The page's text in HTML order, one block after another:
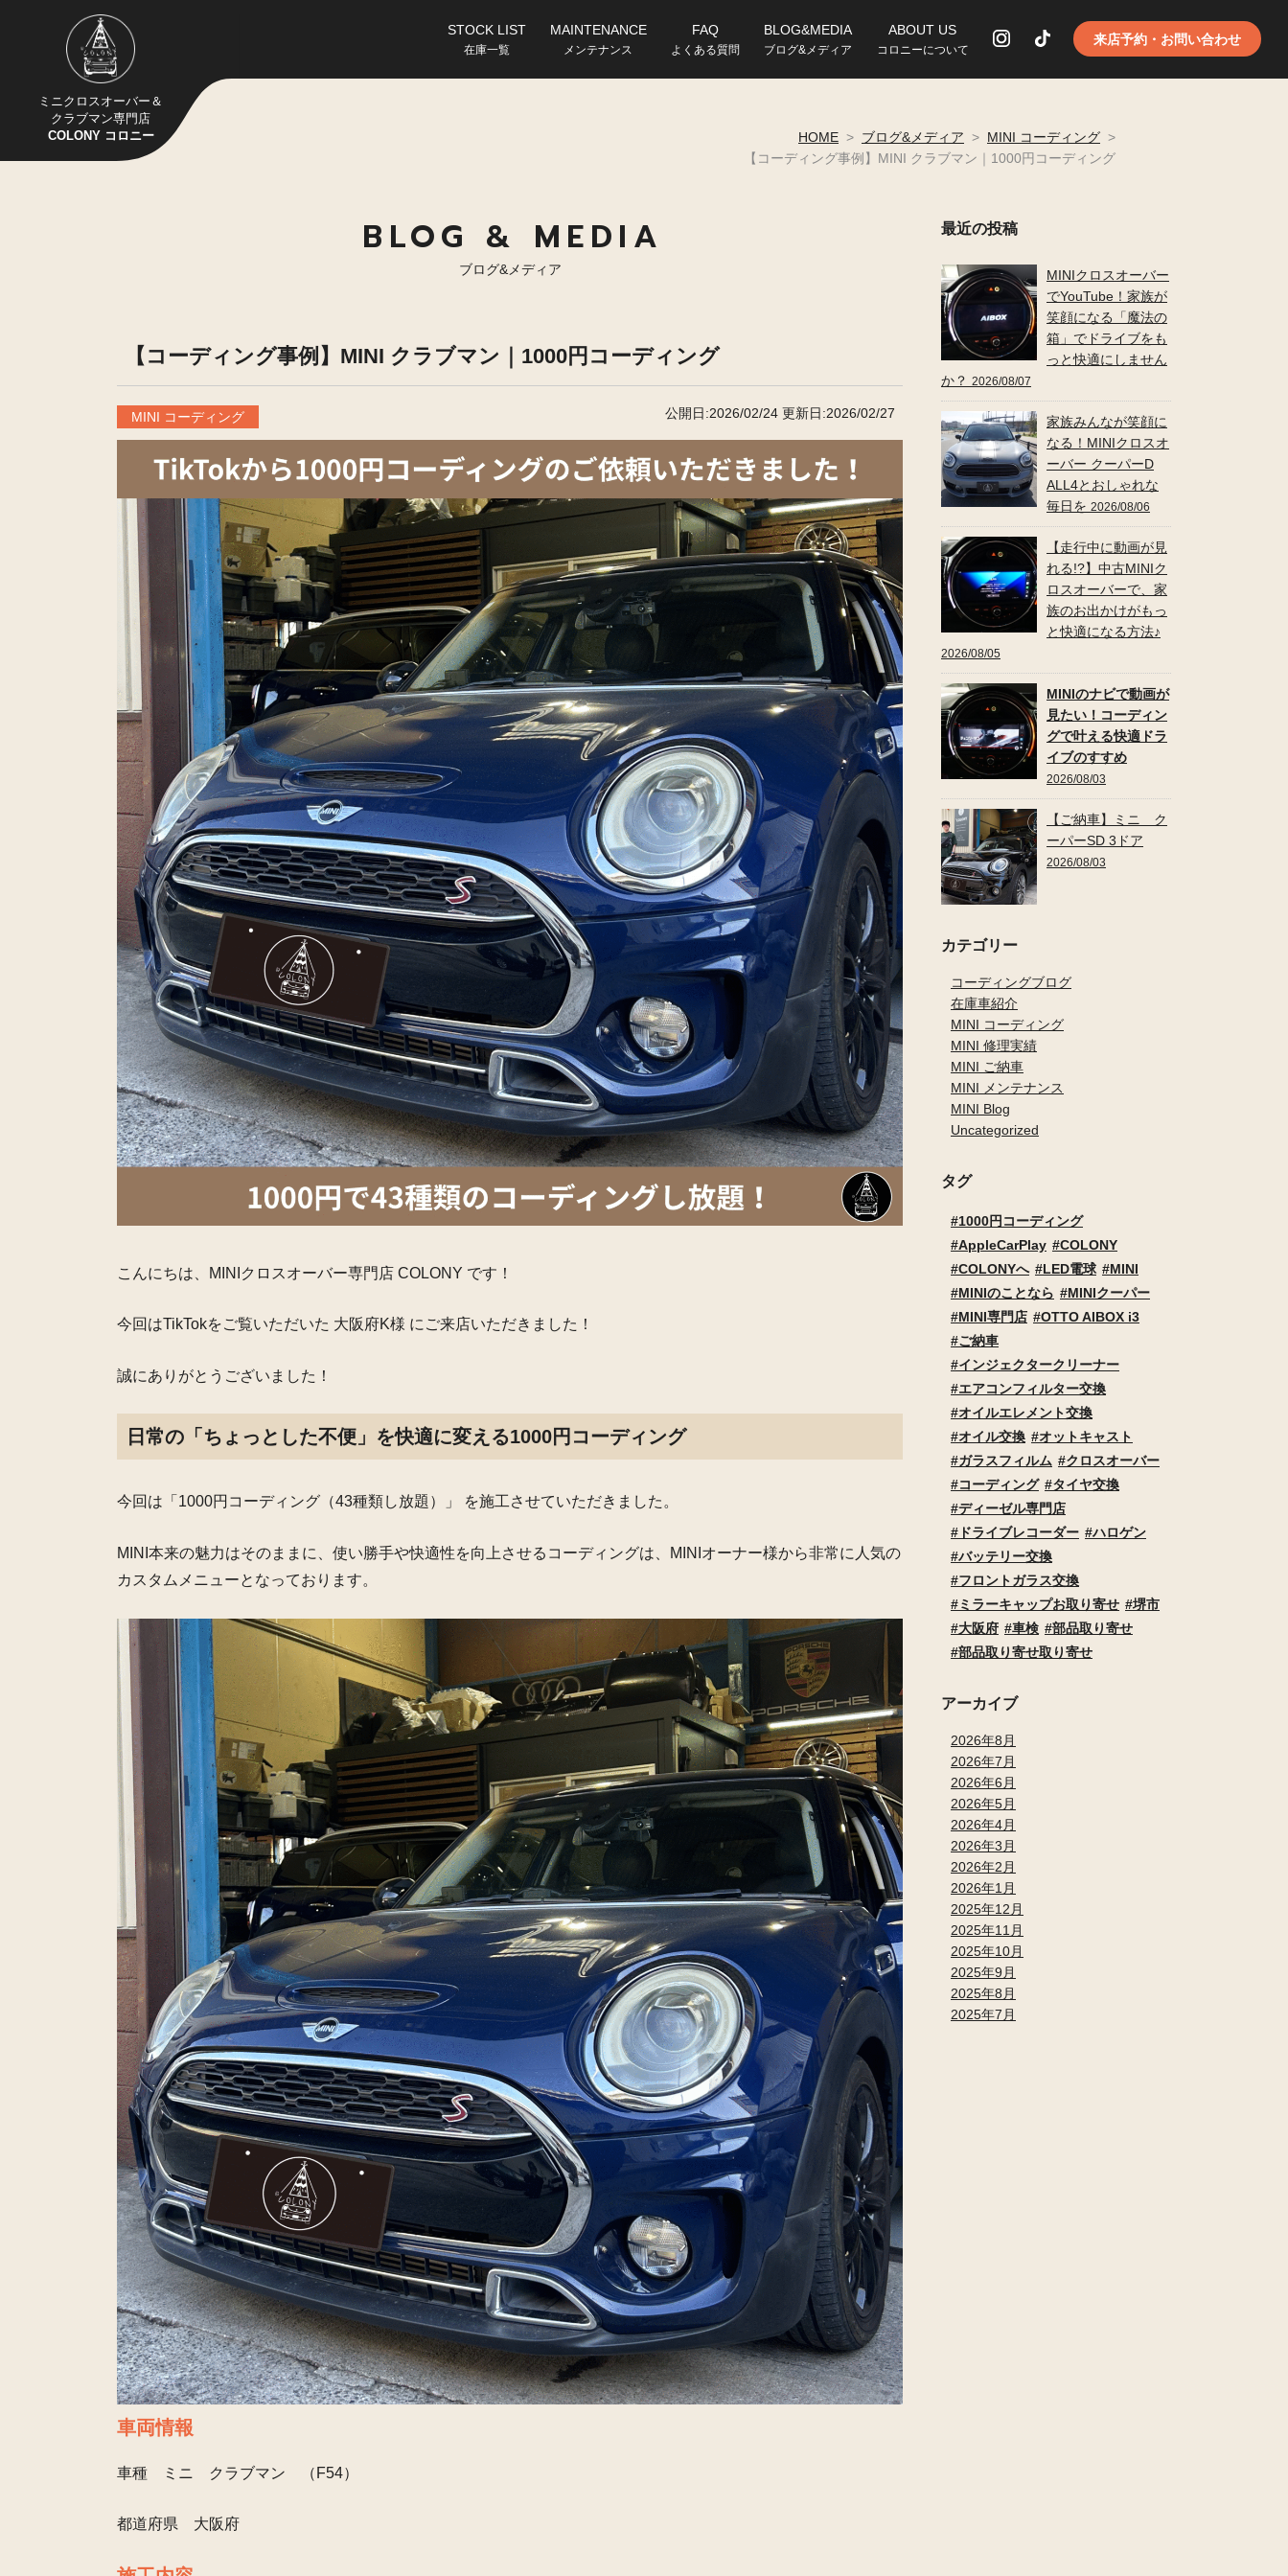
ミニクロスオーバー＆
クラブマン専門店
COLONY コロニー
STOCK LIST
在庫一覧
MAINTENANCE
メンテナンス
FAQ
よくある質問
BLOG&MEDIA
ブログ&メディア
ABOUT US
コロニーについて
来店予約・お問い合わせ
HOME > ブログ&メディア > MINI コーディング >
【コーディング事例】MINI クラブマン｜1000円コーディング
BLOG & MEDIA
ブログ&メディア
【コーディング事例】MINI クラブマン｜1000円コーディング
MINI コーディング 公開日:2026/02/24 更新日:2026/02/27
こんにちは、MINIクロスオーバー専門店 COLONY です！
今回はTikTokをご覧いただいた 大阪府K様 にご来店いただきました！
誠にありがとうございました！
日常の「ちょっとした不便」を快適に変える1000円コーディング
今回は「1000円コーディング（43種類し放題）」 を施工させていただきました。
MINI本来の魅力はそのままに、 使い勝手や快適性を向上させるコーディングは、
MINIオーナー様から非常に人気の
カスタムメニューとなっております。
車両情報
車種 ミニ クラブマン （F54）
都道府県 大阪府
最近の投稿
MINIクロスオーバー
でYouTube！家族が
笑顔になる「魔法の
箱」でドライブをも
っと快適にしません
か？ 2026/08/07
家族みんなが笑顔に
なる！MINIクロスオ
ーバー クーパーD
ALL4とおしゃれな
毎日を 2026/08/06
【走行中に動画が見
れる!?】中古MINIク
ロスオーバーで、家
族のお出かけがもっ
と快適になる方法♪
2026/08/05
MINIのナビで動画が
見たい！コーディン
グで叶える快適ドラ
イブのすすめ
2026/08/03
【ご納車】ミニ ク
ーパーSD 3ドア
2026/08/03
カテゴリー
コーディングブログ
在庫車紹介
MINI コーディング
MINI 修理実績
MINI ご納車
MINI メンテナンス
MINI Blog
Uncategorized
タグ
1000円コーディング
AppleCarPlay
COLONY
COLONYへ
LED電球
MINI
MINIのことなら
MINIクーパー
MINI専門店
OTTO AIBOX i3
ご納車
インジェクタークリーナー
エアコンフィルター交換
オイルエレメント交換
オイル交換
オットキャスト
ガラスフィルム
クロスオーバー
コーディング
タイヤ交換
ディーゼル専門店
ドライブレコーダー
ハロゲン
バッテリー交換
フロントガラス交換
ミラーキャップお取り寄せ
堺市
大阪府
車検
部品取り寄せ
部品取り寄せ取り寄せ
アーカイブ
2026年8月
2026年7月
2026年6月
2026年5月
2026年4月
2026年3月
2026年2月
2026年1月
2025年12月
2025年11月
2025年10月
2025年9月
2025年8月
2025年7月